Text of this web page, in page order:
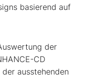
basierend auf
der
CD
ausstehenden